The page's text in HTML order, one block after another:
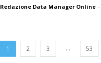
Redazione Data Manager Online -
1 2 3 ... 53